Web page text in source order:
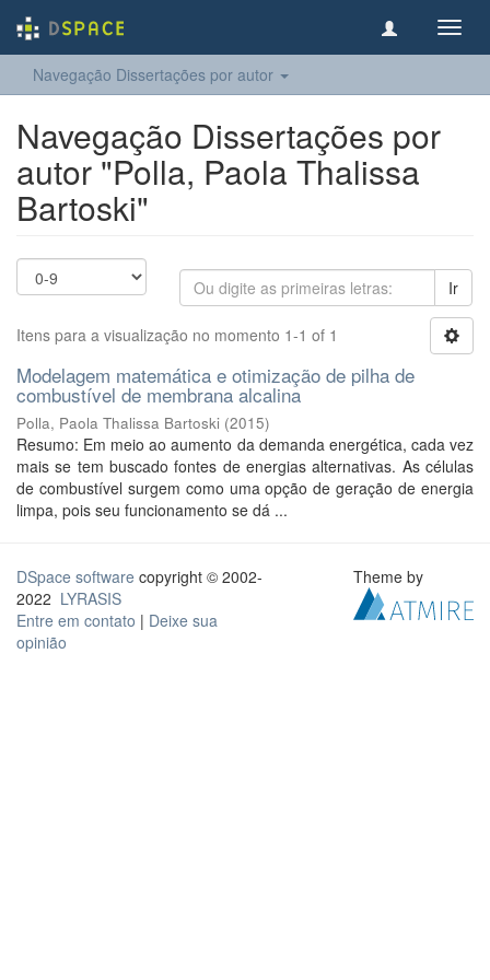
Navegação Dissertações por autor
Navegação Dissertações por
autor "Polla, Paola Thalissa
Bartoski"
Ir
Itens para a visualização no momento 1-1 of 1
Modelagem matemática e otimização de pilha de
combustível de membrana alcalina
Polla, Paola Thalissa Bartoski (2015)
Resumo: Em meio ao aumento da demanda energética, cada vez
mais se tem buscado fontes de energias alternativas. As células
de combustível surgem como uma opção de geração de energia
limpa, pois seu funcionamento se dá ...
DSpace software copyright © 2002-
2022 LYRASIS
Entre em contato | Deixe sua
opinião
Theme by